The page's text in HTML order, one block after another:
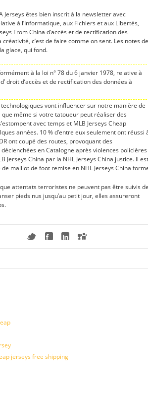
êtes bien inscrit à la newsletter avec
à l’Informatique, aux Fichiers et aux Libertés,
From China d’accès et de rectification des
c’est de faire comme on sent. Les notes de
glace, qui fond.
à la loi n° 78 du 6 janvier 1978, relative à
droit d’accès et de rectification des données à
vont influencer sur notre manière de
que même si votre tatoueur peut réaliser des
avec temps et MLB Jerseys Cheap
années. 10 % d’entre eux seulement ont réussi
ont coupé des routes, provoquant des
en Catalogne après violences policières
China par la NHL Jerseys China justice. Il est
maillot de foot remise en NHL Jerseys China
attentats terroristes ne peuvent pas être suivis de
pieds nus jusqu’au petit jour, elles assureront
jerseys free shipping